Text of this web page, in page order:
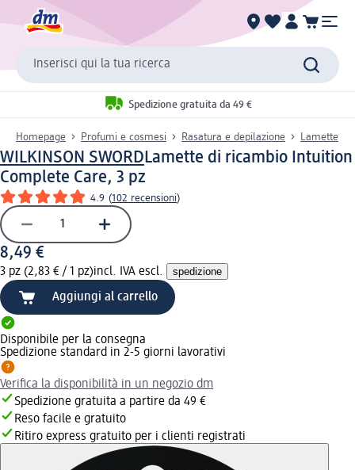
Inserisci qui la tua ricerca
Spedizione gratuita da 49 €
Homepage Profumi e cosmesi Rasatura e depilazione Lamette
WILKINSON SWORDLamette di ricambio Intuition
Complete Care, 3 pz
4.9 (102 recensioni)
8,49 €
3 pz (2,83 € / 1 pz)incl. IVA escl. spedizione
Aggiungi al carrello
Disponibile per la consegna
Spedizione standard in 2-5 giorni lavorativi
Verifica la disponibilità in un negozio dm
Spedizione gratuita a partire da 49 €
Reso facile e gratuito
Ritiro express gratuito per i clienti registrati